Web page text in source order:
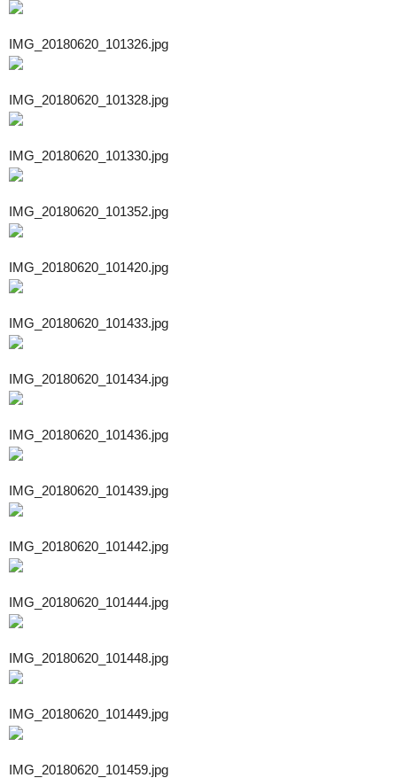
IMG_20180620_101326.jpg
IMG_20180620_101328.jpg
IMG_20180620_101330.jpg
IMG_20180620_101352.jpg
IMG_20180620_101420.jpg
IMG_20180620_101433.jpg
IMG_20180620_101434.jpg
IMG_20180620_101436.jpg
IMG_20180620_101439.jpg
IMG_20180620_101442.jpg
IMG_20180620_101444.jpg
IMG_20180620_101448.jpg
IMG_20180620_101449.jpg
IMG_20180620_101459.jpg